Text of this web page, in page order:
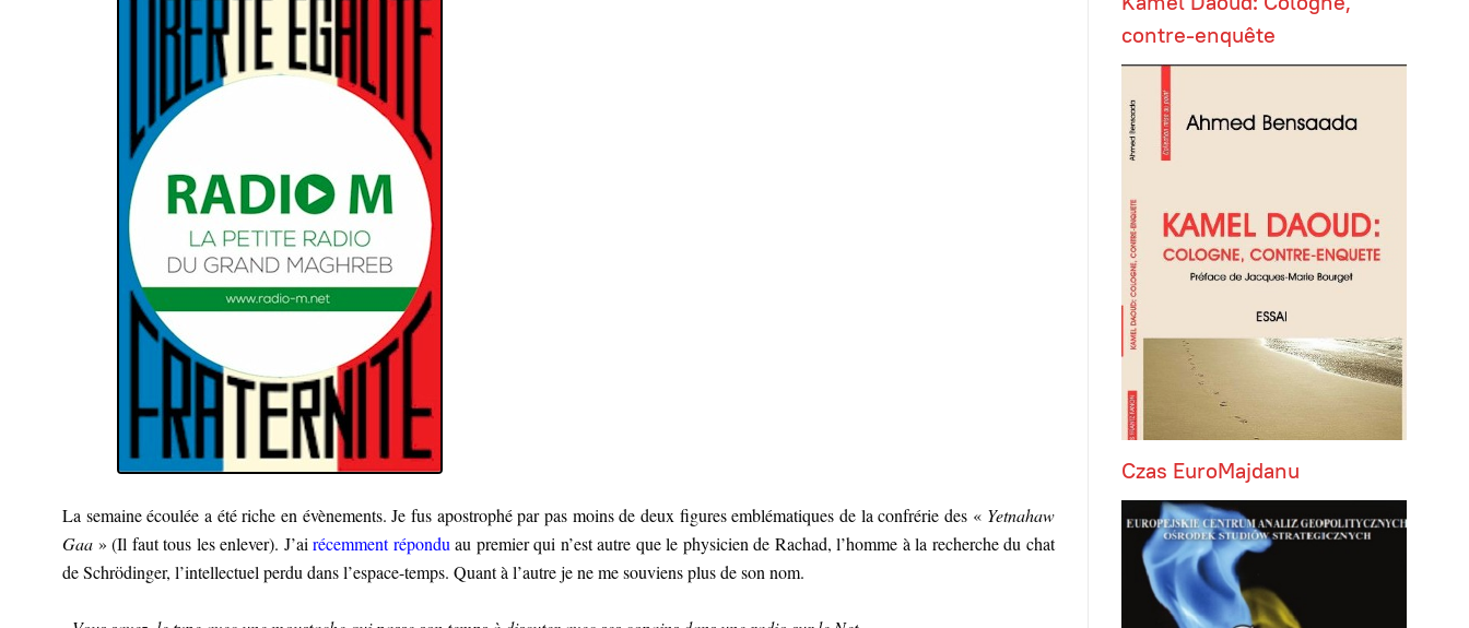
La semaine écoulée a été riche en évènements. Je fus apostrophé par pas moins de deux figures emblématiques de la confrérie des « Yetnahaw
Gaa » (Il faut tous les enlever). J’ai récemment répondu au premier qui n’est autre que le physicien de Rachad, l’homme à la recherche du chat
de Schrödinger, l’intellectuel perdu dans l’espace-temps. Quant à l’autre je ne me souviens plus de son nom.
contre-enquête
Czas EuroMajdanu